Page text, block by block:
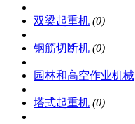
双梁起重机 (0)
钢筋切断机 (0)
园林和高空作业机械
塔式起重机 (0)